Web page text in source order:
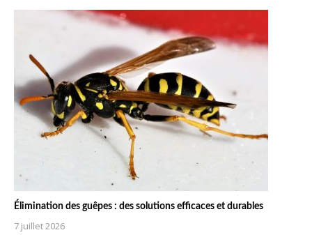
Élimination des guêpes : des solutions efficaces et durables
7 juillet 2026